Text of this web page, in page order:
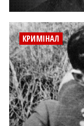
КРИМІНАЛ